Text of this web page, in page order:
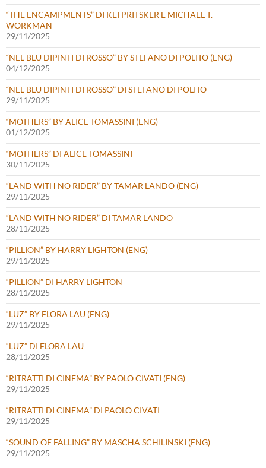
“THE ENCAMPMENTS” DI KEI PRITSKER E MICHAEL T.
WORKMAN
29/11/2025
“NEL BLU DIPINTI DI ROSSO” BY STEFANO DI POLITO (ENG)
04/12/2025
“NEL BLU DIPINTI DI ROSSO” DI STEFANO DI POLITO
29/11/2025
“MOTHERS” BY ALICE TOMASSINI (ENG)
01/12/2025
“MOTHERS” DI ALICE TOMASSINI
30/11/2025
“LAND WITH NO RIDER” BY TAMAR LANDO (ENG)
29/11/2025
“LAND WITH NO RIDER” DI TAMAR LANDO
28/11/2025
“PILLION” BY HARRY LIGHTON (ENG)
29/11/2025
“PILLION” DI HARRY LIGHTON
28/11/2025
“LUZ” BY FLORA LAU (ENG)
29/11/2025
“LUZ” DI FLORA LAU
28/11/2025
“RITRATTI DI CINEMA” BY PAOLO CIVATI (ENG)
29/11/2025
“RITRATTI DI CINEMA” DI PAOLO CIVATI
29/11/2025
“SOUND OF FALLING” BY MASCHA SCHILINSKI (ENG)
29/11/2025